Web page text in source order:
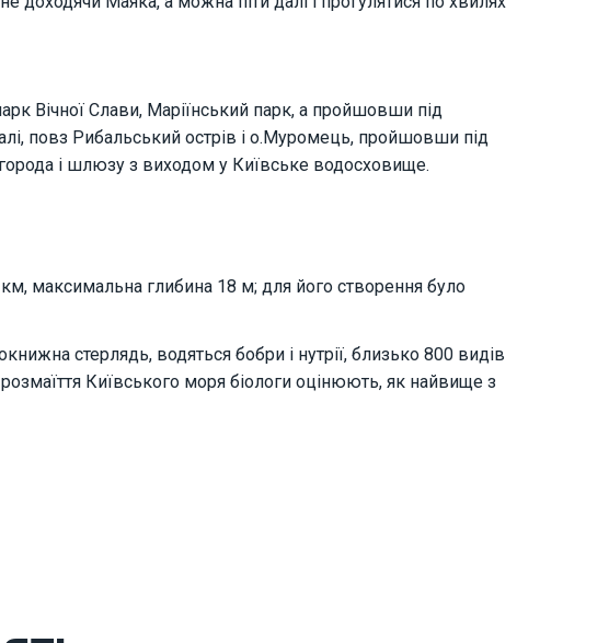
Вічної Слави, Маріїнський парк, а пройшовши під
повз Рибальський острів і о.Муромець, пройшовши під
і шлюзу з виходом у Київське водосховище.
максимальна глибина 18 м; для його створення було
стерлядь, водяться бобри і нутрії, близько 800 видів
Київського моря біологи оцінюють, як найвище з